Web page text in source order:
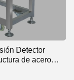
Detector
de acero